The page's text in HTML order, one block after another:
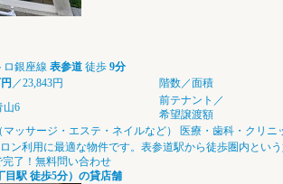
ロ銀座線 表参道 徒歩 9分
／23,843円
階数／面積
山6
前テナント／
希望譲渡額
ッサージ・エステ・ネイルなど）
医療・歯科・クリニ
ン利用に最適な物件です。表参道駅から徒歩圏内とい
完了！無料問い合わせ
目駅 徒歩5分）の貸店舗